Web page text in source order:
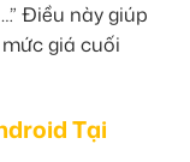
Điều này giúp
giá cuối
Tại